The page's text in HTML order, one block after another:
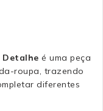
Detalhe é uma peça
roupa, trazendo
diferentes